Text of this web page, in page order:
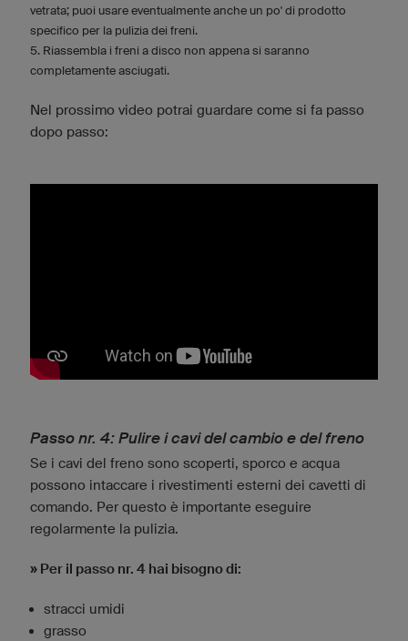
vetrata; puoi usare eventualmente anche un po' di prodotto
specifico per la pulizia dei freni.
5. Riassembla i freni a disco non appena si saranno
completamente asciugati.
Nel prossimo video potrai guardare come si fa passo
dopo passo:
Passo nr. 4: Pulire i cavi del cambio e del freno
Se i cavi del freno sono scoperti, sporco e acqua
possono intaccare i rivestimenti esterni dei cavetti di
comando. Per questo è importante eseguire
regolarmente la pulizia.
» Per il passo nr. 4 hai bisogno di:
stracci umidi
grasso